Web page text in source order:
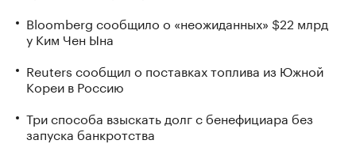
Bloomberg сообщило о «неожиданных» $22 млрд
у Ким Чен Ына
Reuters сообщил о поставках топлива из Южной
Кореи в Россию
Три способа взыскать долг с бенефициара без
запуска банкротства